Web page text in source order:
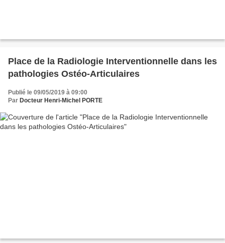
Place de la Radiologie Interventionnelle dans les
pathologies Ostéo-Articulaires
Publié le 09/05/2019 à 09:00
Par Docteur Henri-Michel PORTE